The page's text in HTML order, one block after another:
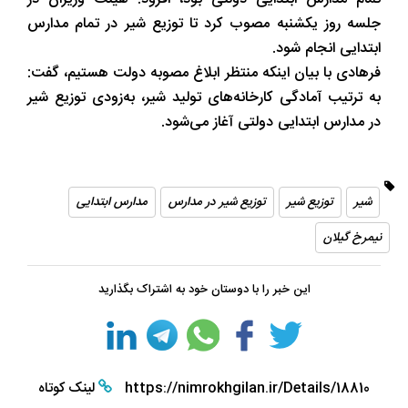
جلسه روز یکشنبه مصوب کرد تا توزیع شیر در تمام مدارس
ابتدایی انجام شود.
فرهادی با بیان اینکه منتظر ابلاغ مصوبه دولت هستیم، گفت:
به ترتیب آمادگی کارخانه‌های تولید شیر، به‌زودی توزیع شیر
در مدارس ابتدایی دولتی آغاز می‌شود.
شیر توزیع شیر توزیع شیر در مدارس
مدارس ابتدایی
نیمرخ گیلان
این خبر را با دوستان خود به اشتراک بگذارید
https://nimrokhgilan.ir/Details/18810 لینک کوتاه